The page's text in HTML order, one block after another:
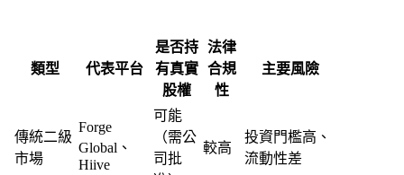
類型 代表平台
是否持
有真實
股權
法律
合規
性
主要風險
傳統二級
市場
Forge
Global、
Hiive
可能
（需公
司批
較高
投資門檻高、
流動性差